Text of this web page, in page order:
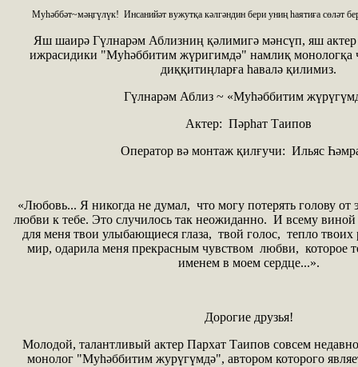
Муһәббәт~мәңгүлүк! Инсанийәт вужутқа кәлгәндин бери униң һаятиға сөләт
Яш шаирә Гүлнарәм Аблизниң қәлимигә мәнсүп, яш
ижрасидики "Муһәббитим жүригимдә" намлиқ монологқа
диққитиңларға һавалә қилимиз.
Гүлнарәм Аблиз ~ «Муһәббитим
Актер: Пәрһат Таипов
Оператор вә монтаж қилғучи: Ильяс
«Любовь... Я никогда не думал, что могу потерять голову от
любви к тебе. Это случилось так неожиданно. И всему
для меня твои улыбающиеся глаза, твой голос, тепло
мир, одарила меня прекрасным чувством любви, которое
именем в моем сердце...».
Дорогие друзья!
Молодой, талантливый актер Пархат Таипов совсем
монолог "Муhəббитим журүгүмдə", автором которого